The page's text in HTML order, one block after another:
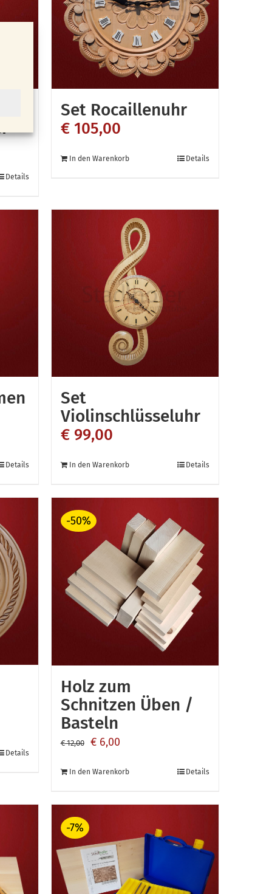
Details
Set Rocaillenuhr
€105,00
In den Warenkorb Details
Details
Set
Violinschlüsseluhr
€99,00
In den Warenkorb Details
Details
-50%
Holz zum
Schnitzen Üben /
Basteln
€12,00
Ursprünglicher
€6,00Aktueller
In den Warenkorb Details
-7%